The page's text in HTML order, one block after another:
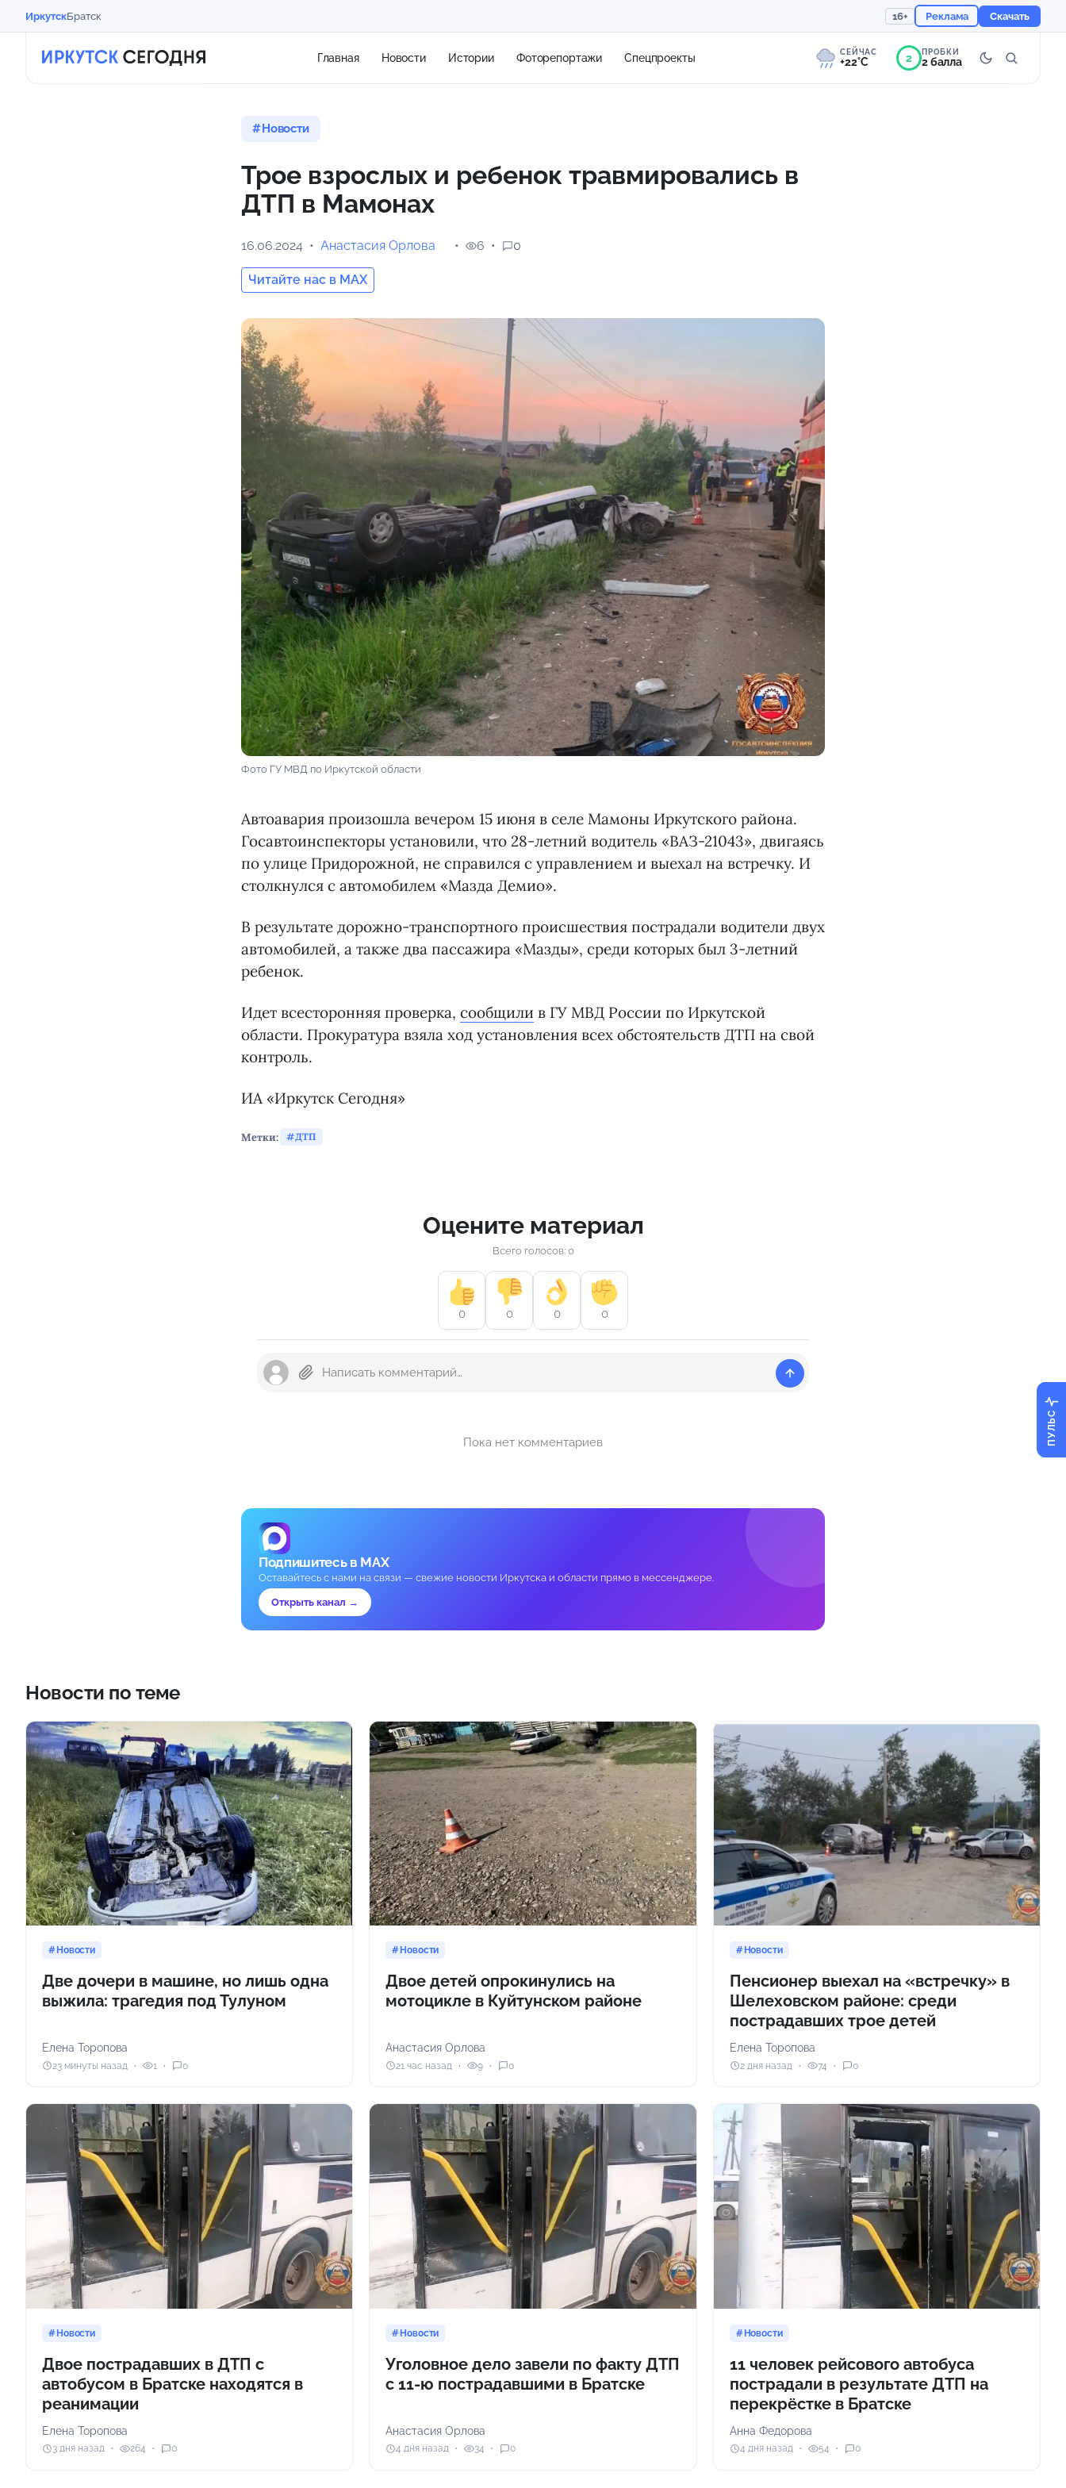
ИркутскБратск 16+ Реклама Скачать
Главная Новости Истории Фоторепортажи Спецпроекты СЕЙЧАС
+22°C 2 ПРОБКИ
2 балла
Новости
Трое взрослых и ребенок травмировались в
ДТП в Мамонах
16.06.2024 Анастасия Орлова
Читайте нас в MAX
6 0
Фото ГУ МВД по Иркутской области
Автоавария произошла вечером 15 июня в селе Мамоны Иркутского района.
Госавтоинспекторы установили, что 28-летний водитель «ВАЗ-21043», двигаясь
по улице Придорожной, не справился с управлением и выехал на встречку. И
столкнулся с автомобилем «Мазда Демио».
В результате дорожно-транспортного происшествия пострадали водители двух
автомобилей, а также два пассажира «Мазды», среди которых был 3-летний
ребенок.
Идет всесторонняя проверка, сообщили в ГУ МВД России по Иркутской
области. Прокуратура взяла ход установления всех обстоятельств ДТП на свой
контроль.
ИА «Иркутск Сегодня»
Метки: ДТП
Оцените материал
Всего голосов: 0
0 0 0 0
Пока нет комментариев
Подпишитесь в MAX
Оставайтесь с нами на связи — свежие новости Иркутска и области прямо в мессенджере.
Открыть канал →
Новости по теме
Новости
Две дочери в машине, но лишь одна
выжила: трагедия под Тулуном
Елена Торопова
23 минуты назад 1 0
Новости
Двое детей опрокинулись на
мотоцикле в Куйтунском районе
Анастасия Орлова
21 час назад 9 0
Новости
Пенсионер выехал на «встречку» в
Шелеховском районе: среди
пострадавших трое детей
Елена Торопова
2 дня назад 74 0
Новости
Двое пострадавших в ДТП с
автобусом в Братске находятся в
реанимации
Елена Торопова
3 дня назад 264 0
Новости
Уголовное дело завели по факту ДТП
с 11-ю пострадавшими в Братске
Анастасия Орлова
4 дня назад 34 0
Новости
11 человек рейсового автобуса
пострадали в результате ДТП на
перекрёстке в Братске
Анна Федорова
4 дня назад 54 0
ПУЛЬС